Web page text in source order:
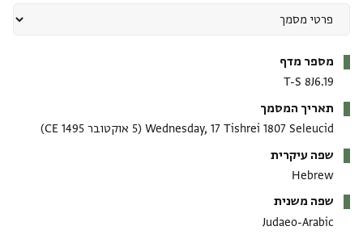
מספר מדף
T-S 8J6.19
תאריך המסמך
Wednesday, 17 Tishrei 1807 Seleucid (5 אוקטובר 1495 CE)
שפה עיקרית
Hebrew
שפה משנית
Judaeo-Arabic